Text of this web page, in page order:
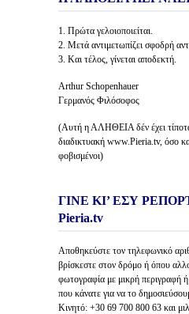
1. Πρώτα γελοιοποιείται.
2. Μετά αντιμετωπίζει σφοδρή
3. Και τέλος, γίνεται αποδεκτή.
Arthur Schopenhauer
Γερμανός Φιλόσοφος
(Αυτή η ΑΛΗΘΕΙΑ δέν έχει
διαδικτυακή www.Pieria.tv, όσο
φοβισμένοι)
ΓΙΝΕ ΚΙ’ ΕΣΥ
Pieria.tv
Αποθηκεύστε τον τηλεφωνικό
βρίσκεστε στον δρόμο ή όπου
φωτογραφία με μικρή περιγραφή
που κάνατε για να το
Κινητό: +30 69 700 800 63 και